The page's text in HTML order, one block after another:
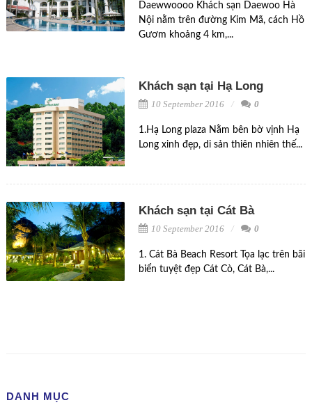
Daewwoooo Khách sạn Daewoo Hà
Nội nằm trên đường Kim Mã, cách Hồ
Gươm khoảng 4 km,...
Khách sạn tại Hạ Long
10 September 2016 0
1.Hạ Long plaza Nằm bên bờ vịnh Hạ
Long xinh đẹp, di sản thiên nhiên thế...
Khách sạn tại Cát Bà
10 September 2016 0
1. Cát Bà Beach Resort Tọa lạc trên bãi
biển tuyệt đẹp Cát Cò, Cát Bà,...
DANH MỤC